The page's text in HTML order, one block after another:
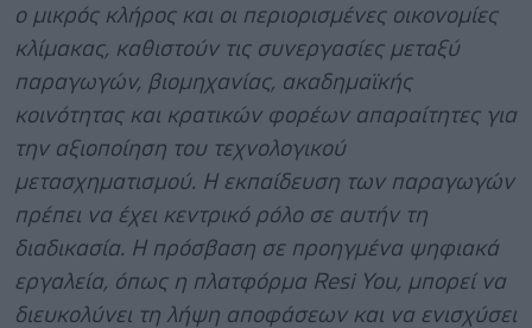
ο μικρός κλήρος και οι περιορισμένες οικονομίες
κλίμακας, καθιστούν τις συνεργασίες μεταξύ
παραγωγών, βιομηχανίας, ακαδημαϊκής
κοινότητας και κρατικών φορέων απαραίτητες για
την αξιοποίηση του τεχνολογικού
μετασχηματισμού. Η εκπαίδευση των παραγωγών
πρέπει να έχει κεντρικό ρόλο σε αυτήν τη
διαδικασία. Η πρόσβαση σε προηγμένα ψηφιακά
εργαλεία, όπως η πλατφόρμα Resi You, μπορεί να
διευκολύνει τη λήψη αποφάσεων και να ενισχύσει